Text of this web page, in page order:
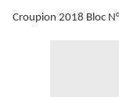
Croupion 2018 Bloc